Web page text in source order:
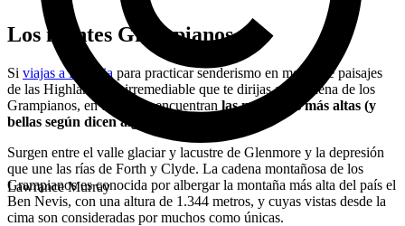
Lawrance Murray
Los montes Grampianos
Si viajas a Escocia para practicar senderismo en medio de paisajes
de las Highlands, es irremediable que te dirijas a la cadena de los
Grampianos, en donde se encuentran las montañas más altas (y
bellas según dicen algunos) del país.
Surgen entre el valle glaciar y lacustre de Glenmore y la depresión
que une las rías de Forth y Clyde. La cadena montañosa de los
Grampianos es conocida por albergar la montaña más alta del país el
Ben Nevis, con una altura de 1.344 metros, y cuyas vistas desde la
cima son consideradas por muchos como únicas.